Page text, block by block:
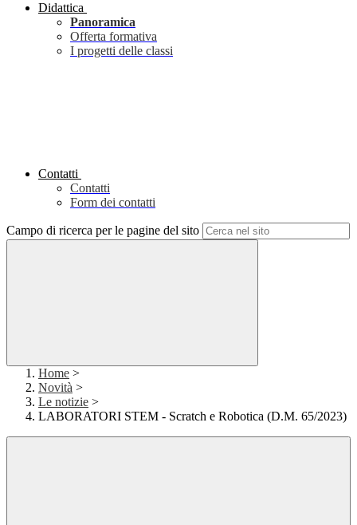
Didattica
Panoramica
Offerta formativa
I progetti delle classi
Contatti
Contatti
Form dei contatti
Campo di ricerca per le pagine del sito
Home >
Novità >
Le notizie >
LABORATORI STEM - Scratch e Robotica (D.M. 65/2023)